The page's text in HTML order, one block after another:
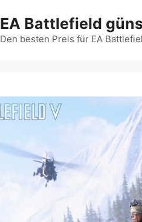
EA Battlefield
Den besten Preis für EA